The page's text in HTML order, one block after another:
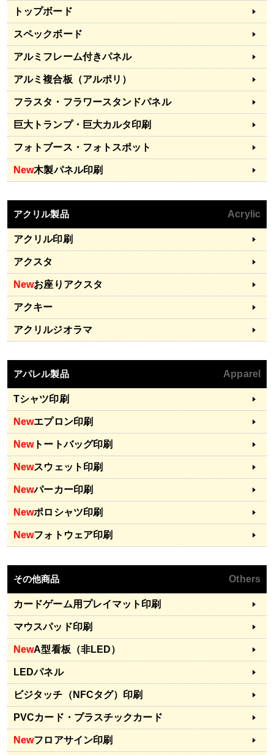
トップボード
スペックボード
アルミフレーム付きパネル
アルミ複合板（アルポリ）
フラスタ・フラワースタンドパネル
巨大トランプ・巨大カルタ印刷
フォトブース・フォトスポット
New木製パネル印刷
アクリル製品 Acrylic
アクリル印刷
アクスタ
Newお座りアクスタ
アクキー
アクリルジオラマ
アパレル製品 Apparel
Tシャツ印刷
Newエプロン印刷
Newトートバッグ印刷
Newスウェット印刷
Newパーカー印刷
Newポロシャツ印刷
Newフォトウェア印刷
その他商品 Others
カードゲーム用プレイマット印刷
マウスパッド印刷
NewA型看板（非LED）
LEDパネル
ビジタッチ（NFCタグ）印刷
PVCカード・プラスチックカード
Newフロアサイン印刷